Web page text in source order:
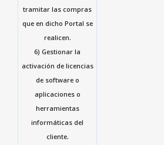
tramitar las compras
que en dicho Portal se
realicen.
6) Gestionar la
activación de licencias
de software o
aplicaciones o
herramientas
informáticas del
cliente.